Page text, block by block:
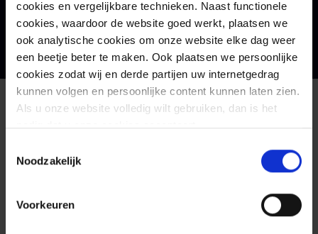
cookies en vergelijkbare technieken. Naast functionele
cookies, waardoor de website goed werkt, plaatsen we
ook analytische cookies om onze website elke dag weer
een beetje beter te maken. Ook plaatsen we persoonlijke
cookies zodat wij en derde partijen uw internetgedrag
kunnen volgen en persoonlijke content kunnen laten zien.
Als u onze website volledig wilt gebruiken, dan is het
nodig dat u onze cookies accepteert.
Noodzakelijk
Voorkeuren
View all
Programma